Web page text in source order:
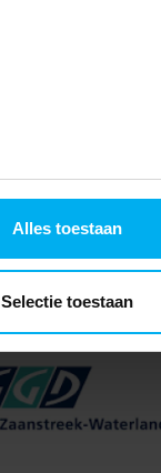
Alles toestaan
Selectie toestaan